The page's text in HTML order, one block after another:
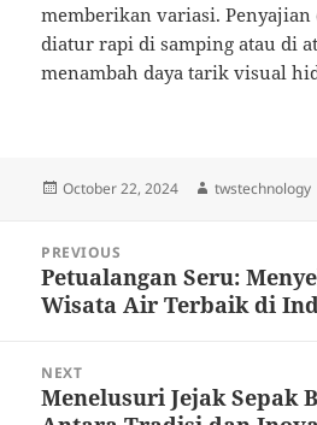
memberikan variasi. Penyajian
diatur rapi di samping atau di
menambah daya tarik visual
Posted
October 22, 2024 Author
twstechnology
navigation
PREVIOUS
Previous
post:
Petualangan Seru:
Wisata Air Terbaik di
NEXT
Next
Menelusuri Jejak Sepak